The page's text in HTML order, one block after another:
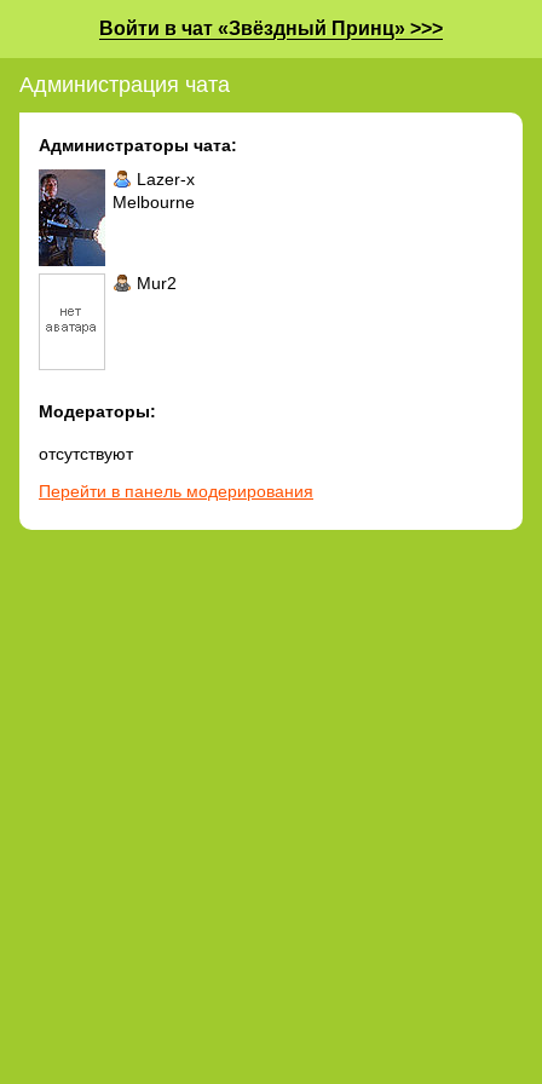
Войти в чат «Звёздный Принц» >>>
Администрация чата
Администраторы чата:
Lazer-x
Melbourne
Mur2
Модераторы:
отсутствуют
Перейти в панель модерирования